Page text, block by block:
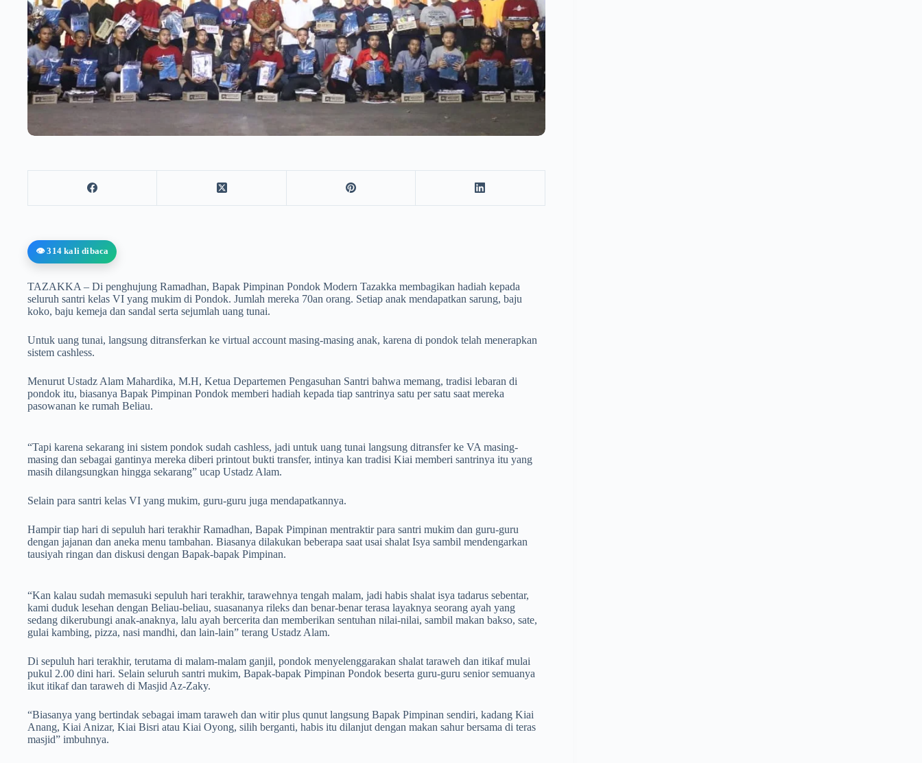
👁️ 314 kali dibaca
TAZAKKA – Di penghujung Ramadhan, Bapak Pimpinan Pondok Modern Tazakka membagikan hadiah kepada
seluruh santri kelas VI yang mukim di Pondok. Jumlah mereka 70an orang. Setiap anak mendapatkan sarung, baju
koko, baju kemeja dan sandal serta sejumlah uang tunai.
Untuk uang tunai, langsung ditransferkan ke virtual account masing-masing anak, karena di pondok telah menerapkan
sistem cashless.
Menurut Ustadz Alam Mahardika, M.H, Ketua Departemen Pengasuhan Santri bahwa memang, tradisi lebaran di
pondok itu, biasanya Bapak Pimpinan Pondok memberi hadiah kepada tiap santrinya satu per satu saat mereka
pasowanan ke rumah Beliau.
“Tapi karena sekarang ini sistem pondok sudah cashless, jadi untuk uang tunai langsung ditransfer ke VA masing-
masing dan sebagai gantinya mereka diberi printout bukti transfer, intinya kan tradisi Kiai memberi santrinya itu yang
masih dilangsungkan hingga sekarang” ucap Ustadz Alam.
Selain para santri kelas VI yang mukim, guru-guru juga mendapatkannya.
Hampir tiap hari di sepuluh hari terakhir Ramadhan, Bapak Pimpinan mentraktir para santri mukim dan guru-guru
dengan jajanan dan aneka menu tambahan. Biasanya dilakukan beberapa saat usai shalat Isya sambil mendengarkan
tausiyah ringan dan diskusi dengan Bapak-bapak Pimpinan.
“Kan kalau sudah memasuki sepuluh hari terakhir, tarawehnya tengah malam, jadi habis shalat isya tadarus sebentar,
kami duduk lesehan dengan Beliau-beliau, suasananya rileks dan benar-benar terasa layaknya seorang ayah yang
sedang dikerubungi anak-anaknya, lalu ayah bercerita dan memberikan sentuhan nilai-nilai, sambil makan bakso, sate,
gulai kambing, pizza, nasi mandhi, dan lain-lain” terang Ustadz Alam.
Di sepuluh hari terakhir, terutama di malam-malam ganjil, pondok menyelenggarakan shalat taraweh dan itikaf mulai
pukul 2.00 dini hari. Selain seluruh santri mukim, Bapak-bapak Pimpinan Pondok beserta guru-guru senior semuanya
ikut itikaf dan taraweh di Masjid Az-Zaky.
“Biasanya yang bertindak sebagai imam taraweh dan witir plus qunut langsung Bapak Pimpinan sendiri, kadang Kiai
Anang, Kiai Anizar, Kiai Bisri atau Kiai Oyong, silih berganti, habis itu dilanjut dengan makan sahur bersama di teras
masjid” imbuhnya.